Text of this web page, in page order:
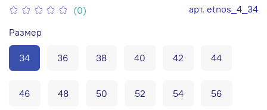
(0) арт. etnos_4_34
Размер
34 36 38 40 42 44
46 48 50 52 54 56